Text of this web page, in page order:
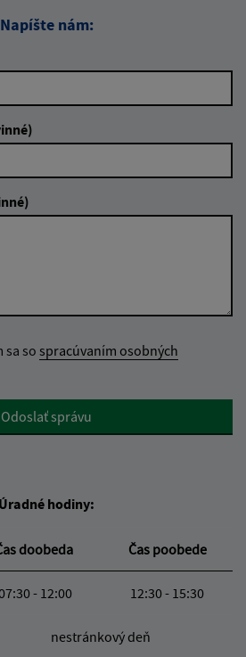
Napíšte nám:
sa so spracúvaním osobných
Odoslať správu
Úradné hodiny:
doobeda Čas poobede
- 12:00 12:30 - 15:30
nestránkový deň